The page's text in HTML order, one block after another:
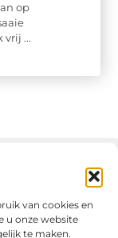
van cookies en
u onze website
te maken.
op
vrij ...